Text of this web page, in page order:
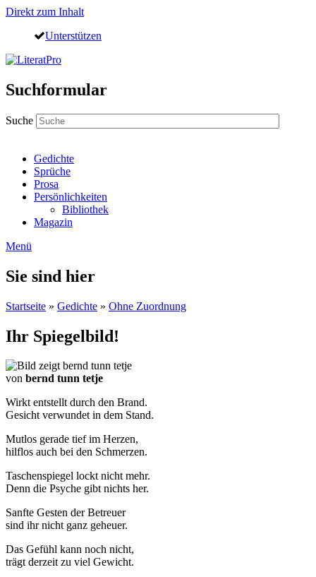
Direkt zum Inhalt
Unterstützen
Suchformular
Suche
Gedichte
Sprüche
Prosa
Persönlichkeiten
Bibliothek
Magazin
Menü
Sie sind hier
Startseite » Gedichte » Ohne Zuordnung
Ihr Spiegelbild!
von bernd tunn tetje
Wirkt entstellt durch den Brand.
Gesicht verwundet in dem Stand.
Mutlos gerade tief im Herzen,
hilflos auch bei den Schmerzen.
Taschenspiegel lockt nicht mehr.
Denn die Psyche gibt nichts her.
Sanfte Gesten der Betreuer
sind ihr nicht ganz geheuer.
Das Gefühl kann noch nicht,
trägt derzeit zu viel Gewicht.